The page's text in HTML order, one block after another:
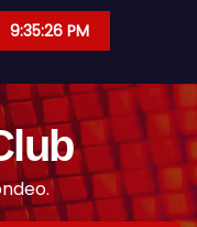
9:35:26 PM